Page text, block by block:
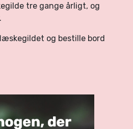
tre gange årligt, og
og bestille bord